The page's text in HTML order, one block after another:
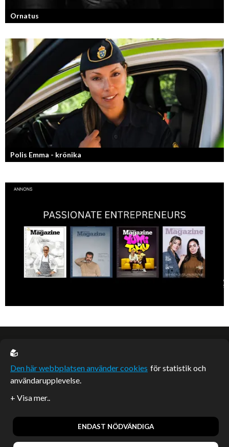
Ornatus
En av svergies mest talangfyllda tatuerare. Läs om hans historia och
resa!
Polis Emma - krönika
Kan jag snälla få prata med dig igen, för du va så bra att prata med.
EU casino
Artiklar publicerade på webbplatsen som inte är märkta
redaktionellt är betalda samarbeten.
Den här webbplatsen använder cookies för statistik och
användarupplevelse.
ENDAST NÖDVÄNDIGA